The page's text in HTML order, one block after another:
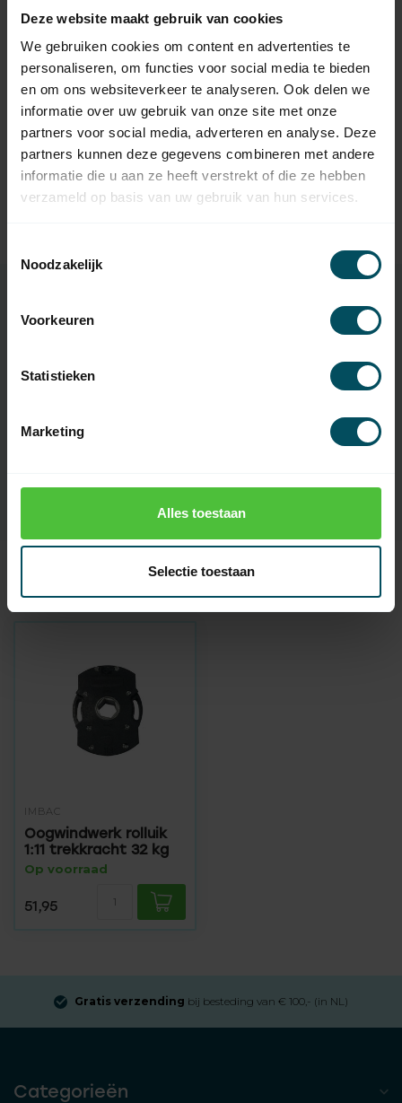
Deze website maakt gebruik van cookies
We gebruiken cookies om content en advertenties te
personaliseren, om functies voor social media te bieden
en om ons websiteverkeer te analyseren. Ook delen we
informatie over uw gebruik van onze site met onze
partners voor social media, adverteren en analyse. Deze
partners kunnen deze gegevens combineren met andere
informatie die u aan ze heeft verstrekt of die ze hebben
verzameld op basis van uw gebruik van hun services.
Noodzakelijk
Voorkeuren
Statistieken
Marketing
Alles toestaan
Selectie toestaan
Selve Windwerk 1:5
lagerprop alu 8 kant 40
Op voorraad
SELVE
Selve Windwerk 1:5
lagerprop alu 8 kant 60
Op voorraad
7,95
SELVE
Selve Windwerk oog met 29,95
EAN Code
Recent bekeken
IMBAC
Oogwindwerk rolluik
1:11 trekkracht 32 kg
Op voorraad
51,95
Gratis verzending bij besteding van € 100,- (in NL)
Categorieën